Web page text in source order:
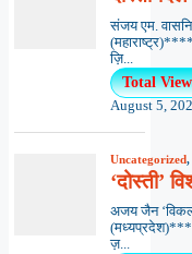
संजय एम.
ज़ि...
Total
August 5,
Uncategorized,
‘दोस्ती’
अजय जैन
ज़...